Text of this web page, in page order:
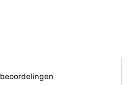
beoordelingen